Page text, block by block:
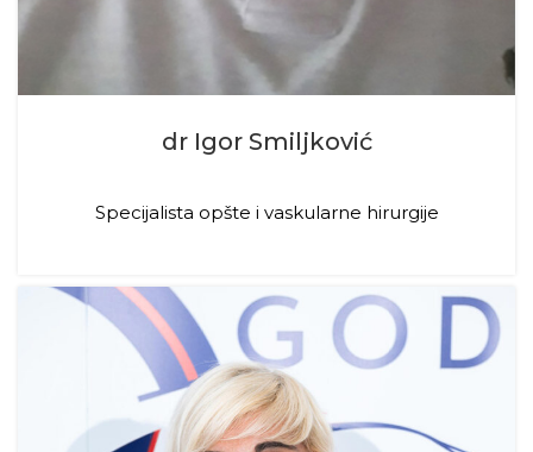
dr Igor Smiljković
Specijalista opšte i vaskularne hirurgije